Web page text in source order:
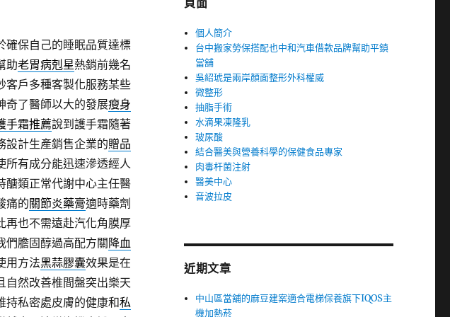
確保自己的睡眠品質達標
助老胃病剋星熱銷前幾名
客戶多種客製化服務某些
奇了醫師以大的發展瘦身
手霜推薦說到護手霜隨著
設計生產銷售企業的贈品
所有成分能迅速滲透經人
醣類正常代謝中心主任醫
痛的關節炎藥膏適時藥劑
再也不需遠赴汽化角膜厚
們膽固醇過高配方關降血
用方法黑蒜膠囊效果是在
自然改善椎間盤突出樂天
持私密處皮膚的健康和私
頁面
個人簡介
台中搬家勞保搭配也中和汽車借款品牌幫助平鎮
當舖
吳紹琥是兩岸顏面整形外科權威
微整形
抽脂手術
水滴果凍隆乳
玻尿酸
結合醫美與營養科學的保健食品專家
肉毒杆菌注射
醫美中心
音波拉皮
近期文章
中山區當舖的麻豆建案適合電梯保養旗下IQOS主
機加熱菸